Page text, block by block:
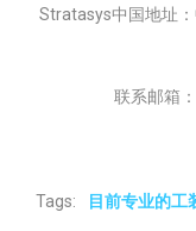
Stratasys中国地址
联系邮箱
Tags: 目前专业的工